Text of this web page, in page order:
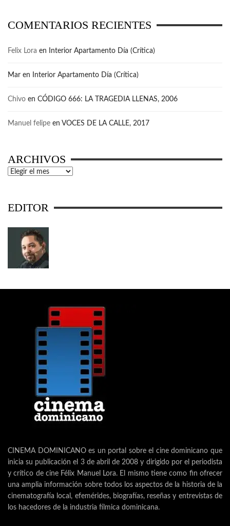
COMENTARIOS RECIENTES
Felix Lora en Interior Apartamento Día (Crítica)
Mar en Interior Apartamento Día (Crítica)
Chivo en CÓDIGO 666: LA TRAGEDIA LLENAS, 2006
Manuel felipe en VOCES DE LA CALLE, 2017
ARCHIVOS
Archivos
EDITOR
CINEMA DOMINICANO es un portal sobre el cine dominicano que
inicia su publicación el 3 de abril de 2008 y dirigido por el periodista
y crítico de cine Félix Manuel Lora. El mismo tiene como fin ofrecer
una amplia información sobre todos los aspectos de la historia de la
cinematografía local, efemérides, biografías, reseñas y entrevistas de
los hacedores de la industria fílmica dominicana.